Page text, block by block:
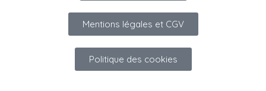
Mentions légales et CGV
Politique des cookies